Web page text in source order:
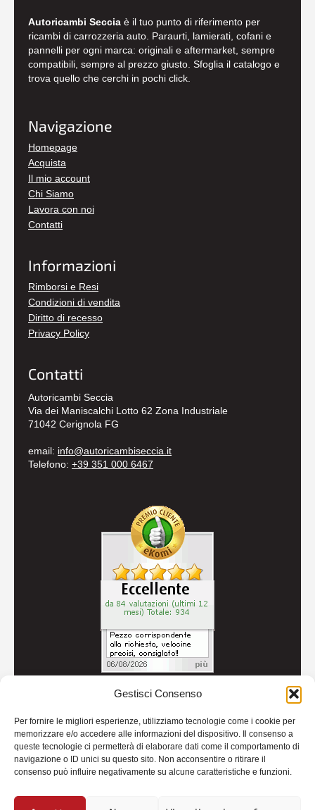
Gestisci Consenso
Per fornire le migliori esperienze, utilizziamo tecnologie come i cookie per
memorizzare e/o accedere alle informazioni del dispositivo. Il consenso a
queste tecnologie ci permetterà di elaborare dati come il comportamento di
navigazione o ID unici su questo sito. Non acconsentire o ritirare il
consenso può influire negativamente su alcune caratteristiche e funzioni.
Autoricambi Seccia è il tuo punto di riferimento per
ricambi di carrozzeria auto. Paraurti, lamierati, cofani e
pannelli per ogni marca: originali e aftermarket, sempre
compatibili, sempre al prezzo giusto. Sfoglia il catalogo e
trova quello che cerchi in pochi click.
Navigazione
Homepage
Acquista
Il mio account
Chi Siamo
Lavora con noi
Contatti
Informazioni
Rimborsi e Resi
Condizioni di vendita
Diritto di recesso
Privacy Policy
Contatti
Autoricambi Seccia
Via dei Maniscalchi Lotto 62 Zona Industriale
71042 Cerignola FG
email: info@autoricambiseccia.it
Telefono: +39 351 000 6467
Credits